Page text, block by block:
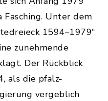
Unter dem
1594–1979“
zunehmende
Der Rückblick
als die pfalz-
vergeblich